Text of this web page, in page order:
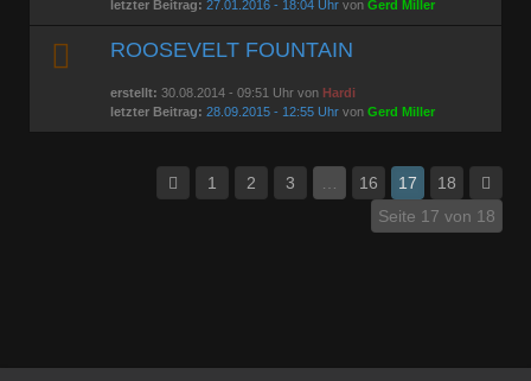
letzter Beitrag: 27.01.2016 - 18:04 Uhr vonGerd Miller
ROOSEVELT FOUNTAIN
erstellt: 30.08.2014 - 09:51 Uhr von Hardi
letzter Beitrag: 28.09.2015 - 12:55 Uhr vonGerd Miller
1 2 3 16 17
18
Seite 17 von 18